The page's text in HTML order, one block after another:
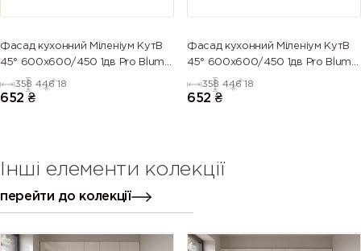
Фасад кухонний Міленіум КутВ
45° 600х600/450 1дв Pro Blum
ЛІВИЙ (напівмат)
358 446 18
652 ₴
Фасад кухонний Міленіум КутВ
45° 600х600/450 1дв Pro Blum
ПРАВИЙ (напівмат)
358 446 18
652 ₴
Інші елементи колекції
перейти до колекції